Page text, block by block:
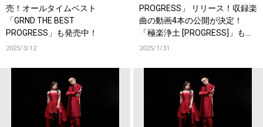
売！オールタイムベスト
「GRND THE BEST
PROGRESS」も発売中！
2025/3/12
PROGRESS」 リリース！収録楽
曲の動画4本の公開が決定！
「極楽浄土 [PROGRESS]」も公
開！
2025/1/31